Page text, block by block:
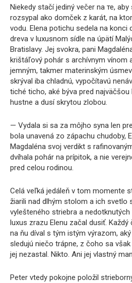
Niekedy stačí jediný večer na те,
rozsypal ako domček z karát, na
vodu. Elena potichu sedela na
dreva v luxusnom sídle na úpätí
Bratislavy. Jej svokra, pani
krištáľový pohár s archívnym vínom
jemným, takmer materinským
skrýval iba chladnú, vypočítavú
tiché ticho, aké býva pred
hustne a dusí skrytou zlobou.
— Vydala si sa za môjho syna len
bola unavená zo zápachu chudoby,
Magdaléna svoj verdikt s
dvíhala pohár na prípitok, a nie
pred celou rodinou.
Celá veľká jedáleň v tom momente
žiarili nad dlhým stolom a ich svetlo
vylešteného striebra a
luxus zrazu Elenu začal dusiť.
na ňu díval s tým istým výrazom,
sledujú niečo trápne, z čoho sa
jej nezastal. Nikto. Ani jej vlastný
Peter vtedy pokojne položil